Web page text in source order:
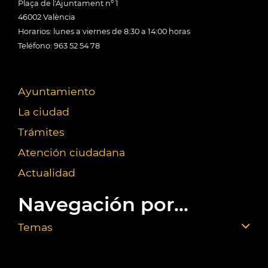
Plaça de l'Ajuntament nº 1
46002 València
Horarios: lunes a viernes de 8:30 a 14:00 horas
Teléfono: 963 52 54 78
Ayuntamiento
La ciudad
Trámites
Atención ciudadana
Actualidad
Navegación por...
Temas